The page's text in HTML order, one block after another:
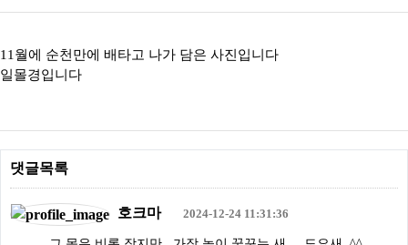
인물
감성/자유
11월에 순천만에 배타고 나가 담은 사진입니다
일몰경입니다
댓글목록
호크마 2024-12-24 11:31:36